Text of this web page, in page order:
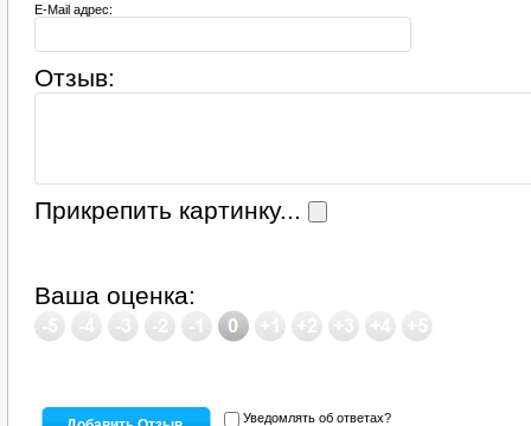
E-Mail адрес:
Отзыв:
Прикрепить картинку...
Ваша оценка:
Уведомлять об ответах?